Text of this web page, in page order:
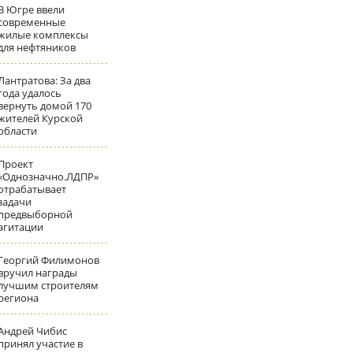
Югре ввели
комплексы
нефтяников
За два
удалось
домой 170
Курской
Филимонов
награды
строителям
Чибис
участие в